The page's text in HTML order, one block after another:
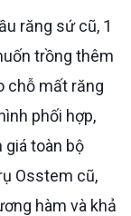
trồng thêm
chỗ mất răng
phối hợp,
giá toàn bộ
Osstem cũ,
hàm và khả